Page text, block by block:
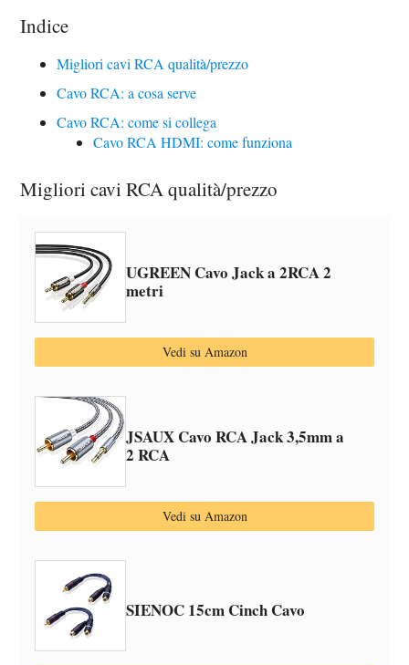
Indice
Migliori cavi RCA qualità/prezzo
Cavo RCA: a cosa serve
Cavo RCA: come si collega
Cavo RCA HDMI: come funziona
Migliori cavi RCA qualità/prezzo
UGREEN Cavo Jack a 2RCA 2
metri
Vedi su Amazon
JSAUX Cavo RCA Jack 3,5mm a
2 RCA
Vedi su Amazon
SIENOC 15cm Cinch Cavo